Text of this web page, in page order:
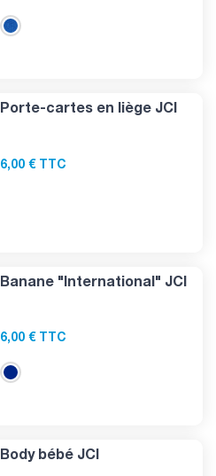
Porte-cartes en liège JCI
6,00 € TTC
Banane "International" JCI
6,00 € TTC
Body bébé JCI